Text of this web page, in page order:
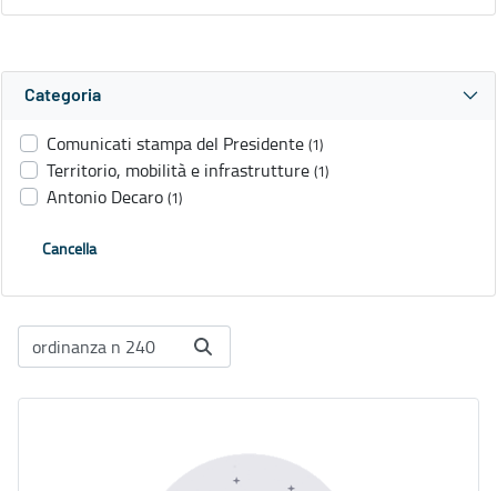
Categoria
Comunicati stampa del Presidente (1)
Territorio, mobilità e infrastrutture (1)
Antonio Decaro (1)
Cancella